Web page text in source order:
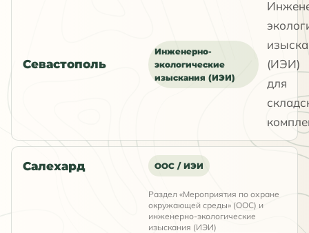
Севастополь
Инженерно-
экологические
изыскания (ИЭИ)
(ИЭИ)
для
Салехард ООС / ИЭИ
Раздел «Мероприятия по охране
окружающей среды» (ООС) и
инженерно-экологические
изыскания (ИЭИ)